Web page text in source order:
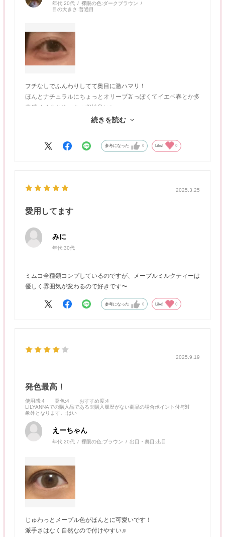
年代:20代 裸眼の色:ダークブラウン
目の大きさ:普通目
フチなしでふんわりしてて奥目に激ハマリ！
ほんとナチュラルにちょっとオリーブ🫒っぽくてイエベ春とか多
幸感メイクとめっちゃ相性良い✨
フランミーのきなこロールとか好きな人は絶対これ好き。
続きを読む
参考になった 0 Like! 0
2025.3.25
愛用してます
みに
年代:30代
ミムコ全種類コンプしているのですが、メープルミルクティーは
優しく雰囲気が変わるので好きです〜
参考になった 0 Like! 0
2025.9.19
発色最高！
使用感:4 発色:4 おすすめ度:4
LILYANNAでの購入品である※購入履歴がない商品の場合ポイント付与対
象外となります。
:はい
えーちゃん
年代:20代 裸眼の色:ブラウン 出目・奥目:出目
じゅわっとメープル色がほんとに可愛いです！
派手さはなく自然なので付けやすい♬